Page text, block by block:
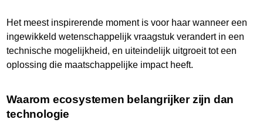
Het meest inspirerende moment is voor haar wanneer een
ingewikkeld wetenschappelijk vraagstuk verandert in een
technische mogelijkheid, en uiteindelijk uitgroeit tot een
oplossing die maatschappelijke impact heeft.
Waarom ecosystemen belangrijker zijn dan
technologie